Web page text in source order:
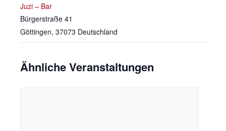
Juzi – Bar
Bürgerstraße 41
Göttingen, 37073 Deutschland
Ähnliche Veranstaltungen